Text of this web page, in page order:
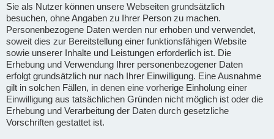
Sie als Nutzer können unsere Webseiten grundsätzlich
besuchen, ohne Angaben zu Ihrer Person zu machen.
Personenbezogene Daten werden nur erhoben und verwendet,
soweit dies zur Bereitstellung einer funktionsfähigen Website
sowie unserer Inhalte und Leistungen erforderlich ist. Die
Erhebung und Verwendung Ihrer personenbezogener Daten
erfolgt grundsätzlich nur nach Ihrer Einwilligung. Eine Ausnahme
gilt in solchen Fällen, in denen eine vorherige Einholung einer
Einwilligung aus tatsächlichen Gründen nicht möglich ist oder die
Erhebung und Verarbeitung der Daten durch gesetzliche
Vorschriften gestattet ist.